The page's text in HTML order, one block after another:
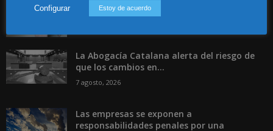
es el referente en derecho...
La Abogacía Catalana alerta del riesgo de
que los cambios en...
7 agosto, 2026
Las empresas se exponen a
responsabilidades penales por una
Configurar Estoy de acuerdo